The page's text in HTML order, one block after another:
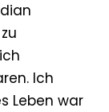
Ich
Leben war